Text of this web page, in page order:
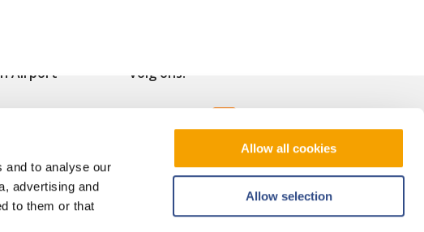
and to analyse our
advertising and
to them or that
Allow all cookies
Allow selection
Airport Volg ons!